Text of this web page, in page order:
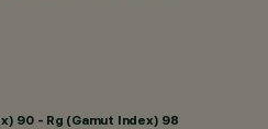
90 - Rg (Gamut Index) 98